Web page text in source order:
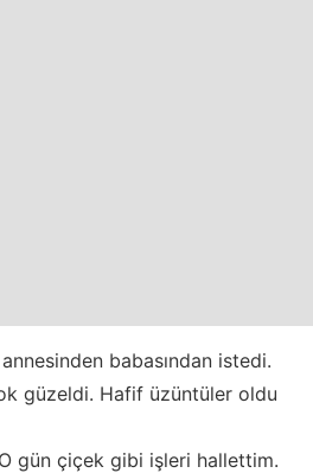
babasından istedi.
güzeldi. Hafif üzüntüler oldu
gün çiçek gibi işleri hallettim.